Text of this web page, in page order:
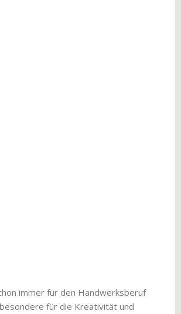
immer für den Handwerksberuf
für die Kreativität und